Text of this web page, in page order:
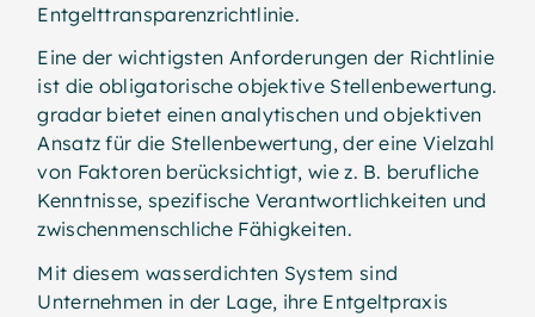
Entgelttransparenzrichtlinie.
Eine der wichtigsten Anforderungen der Richtlinie
ist die obligatorische objektive Stellenbewertung.
gradar bietet einen analytischen und objektiven
Ansatz für die Stellenbewertung, der eine Vielzahl
von Faktoren berücksichtigt, wie z. B. berufliche
Kenntnisse, spezifische Verantwortlichkeiten und
zwischenmenschliche Fähigkeiten.
Mit diesem wasserdichten System sind
Unternehmen in der Lage, ihre Entgeltpraxis